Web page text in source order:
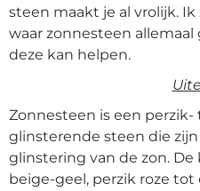
steen maakt je al vrolijk.
waar zonnesteen allemaal
deze kan helpen.
Zonnesteen is een
glinsterende steen die
glinstering van de zon. De
beige-geel, perzik roze